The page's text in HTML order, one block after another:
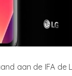
aan de IFA de